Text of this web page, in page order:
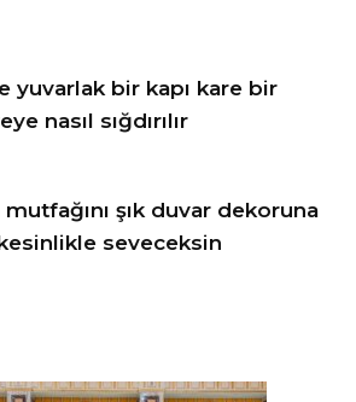
yuvarlak bir kapı kare bir
nasıl sığdırılır
şık duvar dekoruna
seveceksin